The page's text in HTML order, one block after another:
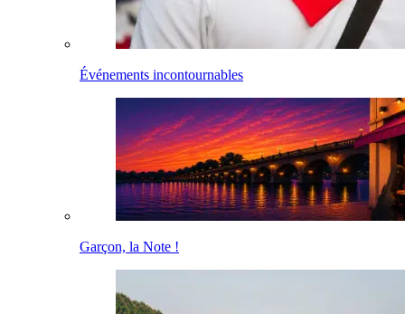
Événements incontournables
Garçon, la Note !